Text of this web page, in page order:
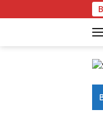
ke
Masuk Daftar